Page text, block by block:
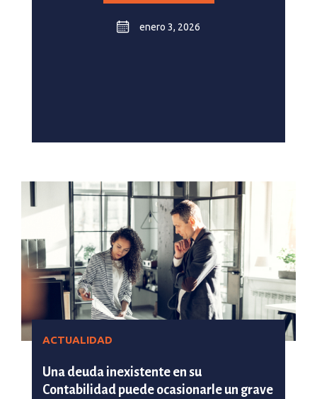
enero 3, 2026
ACTUALIDAD
Una deuda inexistente en su
Contabilidad puede ocasionarle un grave